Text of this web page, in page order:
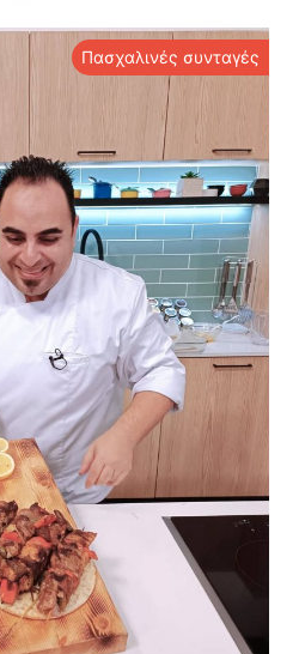
Πασχαλινές συνταγές